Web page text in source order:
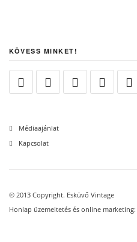
KÖVESS MINKET!
Médiaajánlat
Kapcsolat
© 2013 Copyright. Esküvő Vintage
Honlap üzemeltetés és online marketing: